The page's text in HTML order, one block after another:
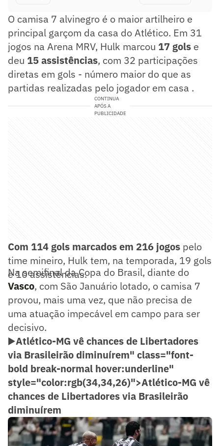
O camisa 7 alvinegro é o maior artilheiro e
principal garçom da casa do Atlético. Em 31
jogos na Arena MRV, Hulk marcou 17 gols e
deu 15 assistências, com 32 participações
diretas em gols - número maior do que as
partidas realizadas pelo jogador em casa .
CONTINUA
APÓS A
PUBLICIDADE
Com 114 gols marcados em 216 jogos pelo
time mineiro, Hulk tem, na temporada, 19 gols
e 10 assistências.
Na semifinal da Copa do Brasil, diante do
Vasco, com São Januário lotado, o camisa 7
provou, mais uma vez, que não precisa de
uma atuação impecável em campo para ser
decisivo.
▶️Atlético-MG vê chances de Libertadores
via Brasileirão diminuírem" class="font-
bold break-normal hover:underline"
style="color:rgb(34,34,26)">Atlético-MG vê
chances de Libertadores via Brasileirão
diminuírem